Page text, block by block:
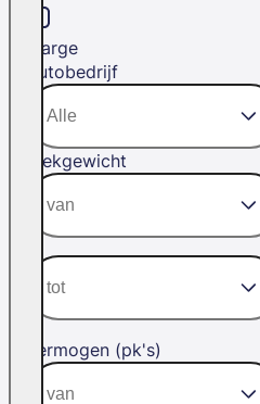
Marge
Autobedrijf
Trekgewicht
Vermogen (pk's)